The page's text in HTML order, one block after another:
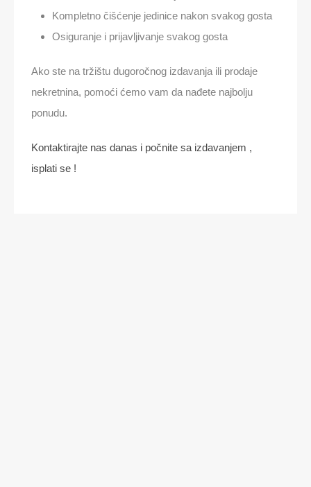
Kompletno čišćenje jedinice nakon svakog gosta
Osiguranje i prijavljivanje svakog gosta
Ako ste na tržištu dugoročnog izdavanja ili prodaje
nekretnina, pomoći ćemo vam da nađete najbolju
ponudu.
Kontaktirajte nas danas i počnite sa izdavanjem ,
isplati se !